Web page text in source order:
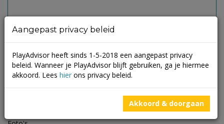
Aangepast privacy beleid
PlayAdvisor heeft sinds 1-5-2018 een aangepast privacy
beleid. Wanneer je PlayAdvisor blijft gebruiken, ga je hiermee
akkoord. Lees hier ons privacy beleid.
Akkoord & doorgaan